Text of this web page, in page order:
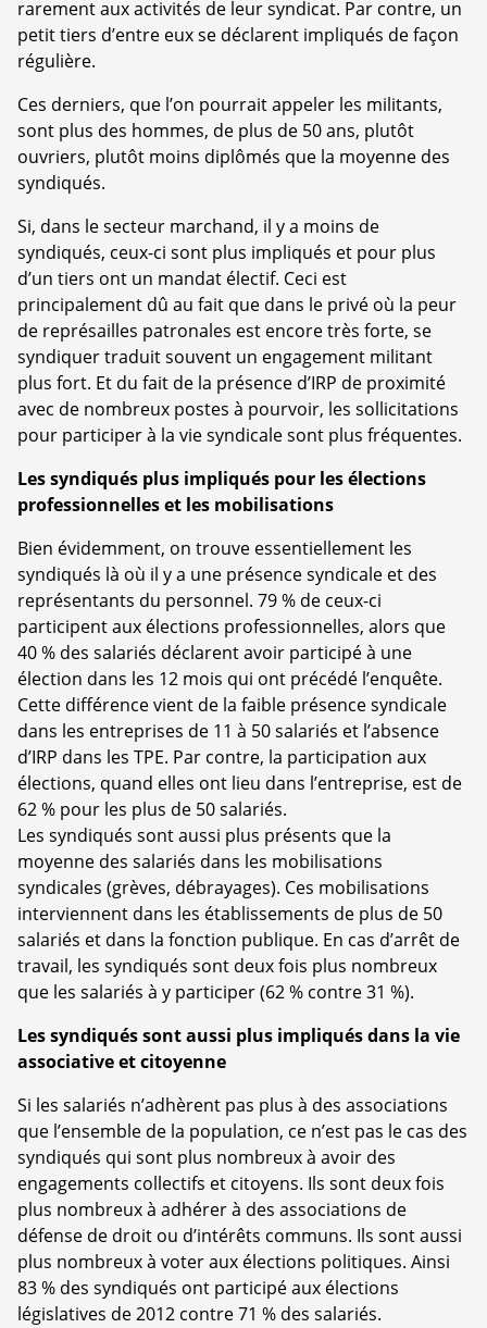
rarement aux activités de leur syndicat. Par contre, un
petit tiers d’entre eux se déclarent impliqués de façon
régulière.
Ces derniers, que l’on pourrait appeler les militants,
sont plus des hommes, de plus de 50 ans, plutôt
ouvriers, plutôt moins diplômés que la moyenne des
syndiqués.
Si, dans le secteur marchand, il y a moins de
syndiqués, ceux-ci sont plus impliqués et pour plus
d’un tiers ont un mandat électif. Ceci est
principalement dû au fait que dans le privé où la peur
de représailles patronales est encore très forte, se
syndiquer traduit souvent un engagement militant
plus fort. Et du fait de la présence d’IRP de proximité
avec de nombreux postes à pourvoir, les sollicitations
pour participer à la vie syndicale sont plus fréquentes.
Les syndiqués plus impliqués pour les élections
professionnelles et les mobilisations
Bien évidemment, on trouve essentiellement les
syndiqués là où il y a une présence syndicale et des
représentants du personnel. 79 % de ceux-ci
participent aux élections professionnelles, alors que
40 % des salariés déclarent avoir participé à une
élection dans les 12 mois qui ont précédé l’enquête.
Cette différence vient de la faible présence syndicale
dans les entreprises de 11 à 50 salariés et l’absence
d’IRP dans les TPE. Par contre, la participation aux
élections, quand elles ont lieu dans l’entreprise, est de
62 % pour les plus de 50 salariés.
Les syndiqués sont aussi plus présents que la
moyenne des salariés dans les mobilisations
syndicales (grèves, débrayages). Ces mobilisations
interviennent dans les établissements de plus de 50
salariés et dans la fonction publique. En cas d’arrêt de
travail, les syndiqués sont deux fois plus nombreux
que les salariés à y participer (62 % contre 31 %).
Les syndiqués sont aussi plus impliqués dans la vie
associative et citoyenne
Si les salariés n’adhèrent pas plus à des associations
que l’ensemble de la population, ce n’est pas le cas des
syndiqués qui sont plus nombreux à avoir des
engagements collectifs et citoyens. Ils sont deux fois
plus nombreux à adhérer à des associations de
défense de droit ou d’intérêts communs. Ils sont aussi
plus nombreux à voter aux élections politiques. Ainsi
83 % des syndiqués ont participé aux élections
législatives de 2012 contre 71 % des salariés.